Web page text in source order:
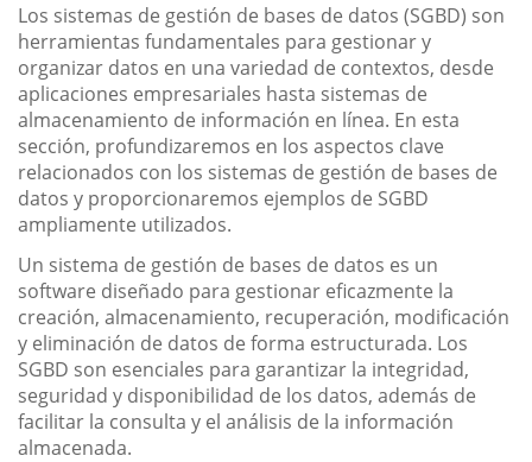
Los sistemas de gestión de bases de datos (SGBD) son
herramientas fundamentales para gestionar y
organizar datos en una variedad de contextos, desde
aplicaciones empresariales hasta sistemas de
almacenamiento de información en línea. En esta
sección, profundizaremos en los aspectos clave
relacionados con los sistemas de gestión de bases de
datos y proporcionaremos ejemplos de SGBD
ampliamente utilizados.
Un sistema de gestión de bases de datos es un
software diseñado para gestionar eficazmente la
creación, almacenamiento, recuperación, modificación
y eliminación de datos de forma estructurada. Los
SGBD son esenciales para garantizar la integridad,
seguridad y disponibilidad de los datos, además de
facilitar la consulta y el análisis de la información
almacenada.